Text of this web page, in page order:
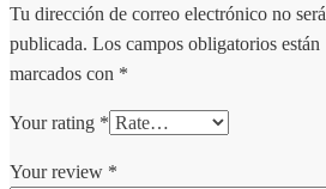
Tu dirección de correo electrónico no será
publicada. Los campos obligatorios están
marcados con *
Your rating *
Your review *